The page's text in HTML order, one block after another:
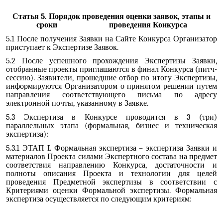
Статья 5. Порядок проведения оценки заявок, этапы и
сроки проведения Конкурса
5.1 После получения Заявки на Сайте Конкурса Организатор
приступает к Экспертизе Заявок.
5.2 После успешного прохождения Экспертизы Заявки,
отобранные проекты приглашаются в финал Конкурса (питч-
сессию). Заявители, прошедшие отбор по итогу Экспертизы,
информируются Организатором о принятом решении путем
направления соответствующего письма по адресу
электронной почты, указанному в Заявке.
5.3 Экспертиза в Конкурсе проводится в 3 (три)
параллельных этапа (формальная, бизнес и техническая
экспертиза):
5.3.1 ЭТАП I. Формальная экспертиза – экспертиза Заявки и
материалов Проекта силами Экспертного состава на предмет
соответствия направлению Конкурса, достаточности и
полноты описания Проекта и технологии для целей
проведения Предметной экспертизы в соответствии с
Критериями оценки Формальной экспертизы. Формальная
экспертиза осуществляется по следующим критериям: